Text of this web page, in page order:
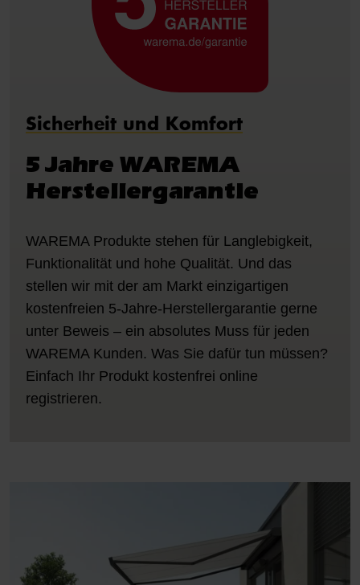
Sicherheit und Komfort
5 Jahre WAREMA
Herstellergarantie
WAREMA Produkte stehen für Langlebigkeit,
Funktionalität und hohe Qualität. Und das
stellen wir mit der am Markt einzigartigen
kostenfreien 5-Jahre-Herstellergarantie gerne
unter Beweis – ein absolutes Muss für jeden
WAREMA Kunden. Was Sie dafür tun müssen?
Einfach Ihr Produkt kostenfrei online
registrieren.